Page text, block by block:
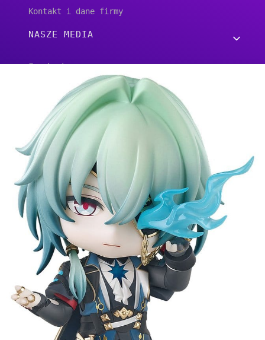
Kontakt i dane firmy
NASZE MEDIA
Facebook
Discord
TikTok
Pixelbox sp. z o.o.
ul. Krakowska 19/12
41-503 Chorzów
Nip: 5252642692
533 629 343
biuro@pixel-shop.pl